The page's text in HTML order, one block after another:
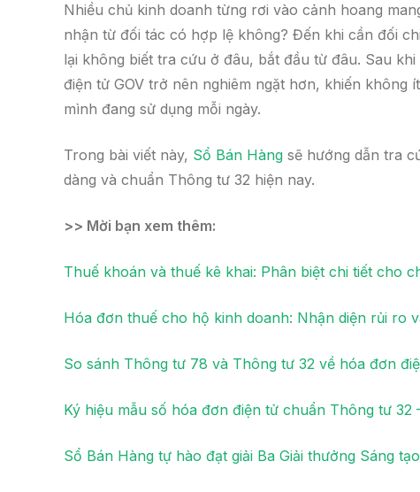
c
e
b
o
k
itt
er
ail
Nhiều chủ kinh doanh từng rơi vào cảnh hoang
nhận từ đối tác có hợp lệ không? Đến khi cần đối
lại không biết tra cứu ở đâu, bắt đầu từ đâu. Sau
điện tử GOV trở nên nghiêm ngặt hơn, khiến
mình đang sử dụng mỗi ngày.
Trong bài viết này, Sổ Bán Hàng sẽ hướng dẫn tra
dàng và chuẩn Thông tư 32 hiện nay.
>> Mời bạn xem thêm:
Thuế khoán và thuế kê khai: Phân biệt chi tiết cho
Hóa đơn thuế cho hộ kinh doanh: Nhận diện rủi ro
So sánh Thông tư 78 và Thông tư 32 về hóa đơn
Ký hiệu mẫu số hóa đơn điện tử chuẩn Thông tư 32
Sổ Bán Hàng tự hào đạt giải Ba Giải thưởng Sáng